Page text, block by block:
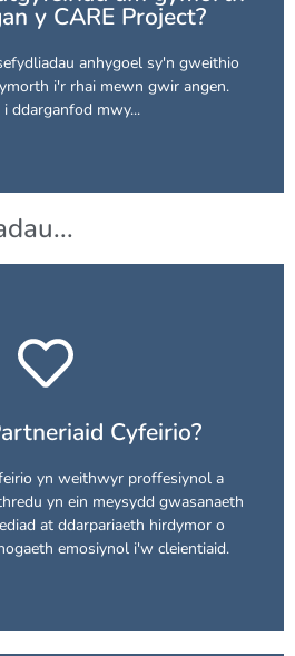
y CARE Project?
anhygoel sy'n gweithio
i'r rhai mewn gwir angen.
ddarganfod mwy...
rywun i'ch cyfeirio at y CARE
iawn...
Cyfeirio?
yn weithwyr proffesiynol a
yn ein meysydd gwasanaeth
at ddarpariaeth hirdymor o
emosiynol i'w cleientiaid.
â sefydliadau eraill sydd â
cadarnhaol yn ein byd yn
hon i ddod yn realiti.
CARE Project